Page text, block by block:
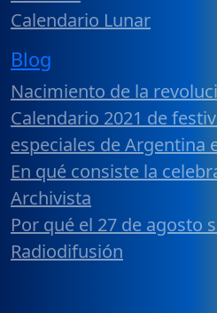
Calendario Lunar
Blog
Nacimiento de la
Calendario 2021 de
especiales de Argentina
En qué consiste la
Archivista
Por qué el 27 de agosto
Radiodifusión